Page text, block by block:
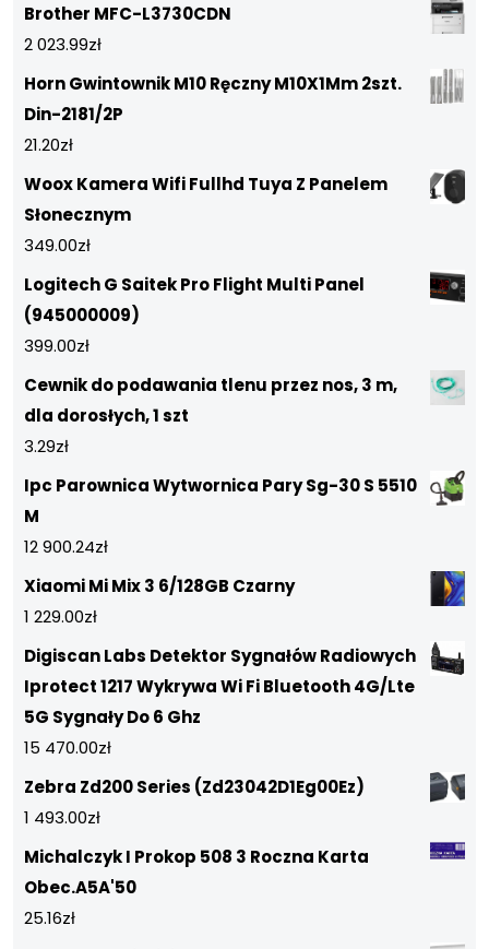
Brother MFC-L3730CDN
2 023.99zł
Horn Gwintownik M10 Ręczny M10X1Mm 2szt.
Din-2181/2P
21.20zł
Woox Kamera Wifi Fullhd Tuya Z Panelem
Słonecznym
349.00zł
Logitech G Saitek Pro Flight Multi Panel
(945000009)
399.00zł
Cewnik do podawania tlenu przez nos, 3 m,
dla dorosłych, 1 szt
3.29zł
Ipc Parownica Wytwornica Pary Sg-30 S 5510
M
12 900.24zł
Xiaomi Mi Mix 3 6/128GB Czarny
1 229.00zł
Digiscan Labs Detektor Sygnałów Radiowych
Iprotect 1217 Wykrywa Wi Fi Bluetooth 4G/Lte
5G Sygnały Do 6 Ghz
15 470.00zł
Zebra Zd200 Series (Zd23042D1Eg00Ez)
1 493.00zł
Michalczyk I Prokop 508 3 Roczna Karta
Obec.A5A'50
25.16zł